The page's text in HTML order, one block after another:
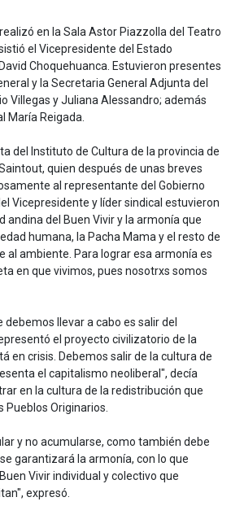
en la Sala Astor Piazzolla del Teatro
el Vicepresidente del Estado
Choquehuanca. Estuvieron presentes
y la Secretaria General Adjunta del
Villegas y Juliana Alessandro; además
María Reigada.
del Instituto de Cultura de la provincia de
quien después de unas breves
al representante del Gobierno
Vicepresidente y líder sindical estuvieron
andina del Buen Vivir y la armonía que
humana, la Pacha Mama y el resto de
al ambiente. Para lograr esa armonía es
en que vivimos, pues nosotrxs somos
debemos llevar a cabo es salir del
el proyecto civilizatorio de la
en crisis. Debemos salir de la cultura de
el capitalismo neoliberal", decía
en la cultura de la redistribución que
Originarios.
y no acumularse, como también debe
garantizará la armonía, con lo que
Vivir individual y colectivo que
expresó.